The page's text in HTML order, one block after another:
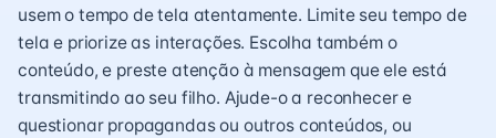
usem o tempo de tela atentamente. Limite seu tempo de
tela e priorize as interações. Escolha também o
conteúdo, e preste atenção à mensagem que ele está
transmitindo ao seu filho. Ajude-o a reconhecer e
questionar propagandas ou outros conteúdos, ou